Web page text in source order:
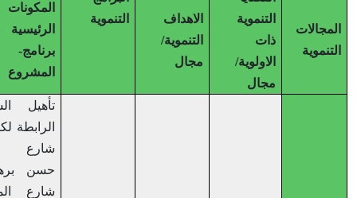
الاولوية/
الاهداف
التنموية/
مجال
التنموية
المكونات
الرئيسية لكل
المشروع
تأهيل الشوارع
الرابطة لكل من
شارع الامير
حسن برهام ،
شارع المنطقة